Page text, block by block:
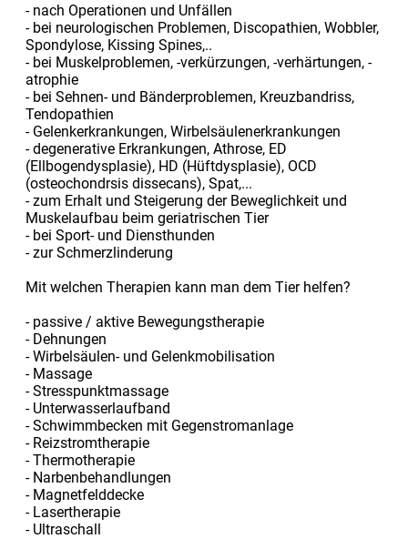
- nach Operationen und Unfällen
- bei neurologischen Problemen, Discopathien, Wobbler,
Spondylose, Kissing Spines,..
- bei Muskelproblemen, -verkürzungen, -verhärtungen, -
atrophie
- bei Sehnen- und Bänderproblemen, Kreuzbandriss,
Tendopathien
- Gelenkerkrankungen, Wirbelsäulenerkrankungen
- degenerative Erkrankungen, Athrose, ED
(Ellbogendysplasie), HD (Hüftdysplasie), OCD
(osteochondrsis dissecans), Spat,...
- zum Erhalt und Steigerung der Beweglichkeit und
Muskelaufbau beim geriatrischen Tier
- bei Sport- und Diensthunden
- zur Schmerzlinderung
Mit welchen Therapien kann man dem Tier helfen?
- passive / aktive Bewegungstherapie
- Dehnungen
- Wirbelsäulen- und Gelenkmobilisation
- Massage
- Stresspunktmassage
- Unterwasserlaufband
- Schwimmbecken mit Gegenstromanlage
- Reizstromtherapie
- Thermotherapie
- Narbenbehandlungen
- Magnetfelddecke
- Lasertherapie
- Ultraschall